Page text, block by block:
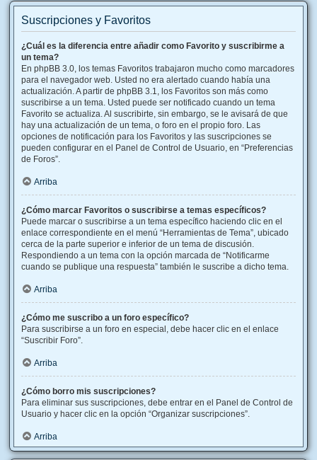
Suscripciones y Favoritos
¿Cuál es la diferencia entre añadir como Favorito y suscribirme a
un tema?
En phpBB 3.0, los temas Favoritos trabajaron mucho como marcadores
para el navegador web. Usted no era alertado cuando había una
actualización. A partir de phpBB 3.1, los Favoritos son más como
suscribirse a un tema. Usted puede ser notificado cuando un tema
Favorito se actualiza. Al suscribirte, sin embargo, se le avisará de que
hay una actualización de un tema, o foro en el propio foro. Las
opciones de notificación para los Favoritos y las suscripciones se
pueden configurar en el Panel de Control de Usuario, en “Preferencias
de Foros”.
Arriba
¿Cómo marcar Favoritos o suscribirse a temas específicos?
Puede marcar o suscribirse a un tema específico haciendo clic en el
enlace correspondiente en el menú “Herramientas de Tema”, ubicado
cerca de la parte superior e inferior de un tema de discusión.
Respondiendo a un tema con la opción marcada de “Notificarme
cuando se publique una respuesta” también le suscribe a dicho tema.
Arriba
¿Cómo me suscribo a un foro específico?
Para suscribirse a un foro en especial, debe hacer clic en el enlace
“Suscribir Foro”.
Arriba
¿Cómo borro mis suscripciones?
Para eliminar sus suscripciones, debe entrar en el Panel de Control de
Usuario y hacer clic en la opción “Organizar suscripciones”.
Arriba